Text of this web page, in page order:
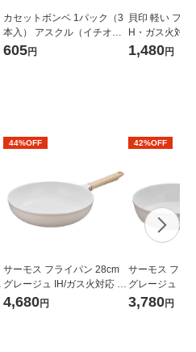
カセットボンベ 1パック（3
本入） アスクル（イチオ
シ） オリジナル
605円
貝印 軽い フラ
H・ガス火対
1個
1,480円
44%OFF
サーモス フライパン 28cm
グレージュ IH/ガス火対応 K
FO-028 GG 1個 深型設計 軽
量 フッ素化合物不使用
4,680円
42%OFF
サーモス フラ
グレージュ IH/
FO-020 GG 1
量 フッ素化合
3,780円